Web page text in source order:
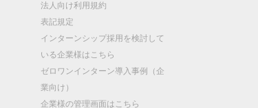
法人向け利用規約
表記規定
インターンシップ採用を検討して
いる企業様はこちら
ゼロワンインターン導入事例（企
業向け）
企業様の管理画面はこちら